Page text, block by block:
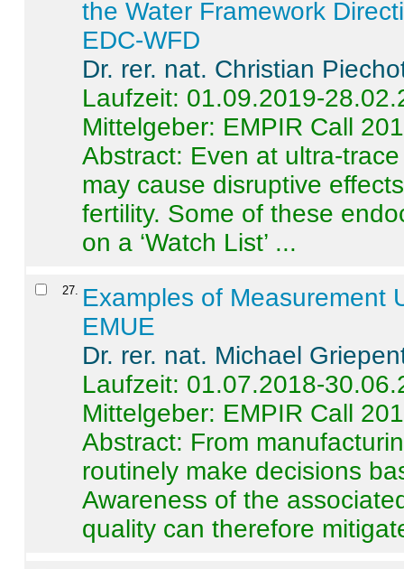
the Water Framework
EDC-WFD
Dr. rer. nat. Christian
Laufzeit: 01.09.2019-
Mittelgeber: EMPIR Call
Abstract: Even at ultra-
may cause disruptive
fertility. Some of these
on a ‘Watch List’ ...
27. Examples of Measurement
EMUE
Dr. rer. nat. Michael
Laufzeit: 01.07.2018-
Mittelgeber: EMPIR Call
Abstract: From
routinely make decisions
Awareness of the
quality can therefore